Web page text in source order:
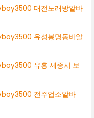
대전노래방알바
유성봉명동바알
유흥 세종시 보
전주업소알바